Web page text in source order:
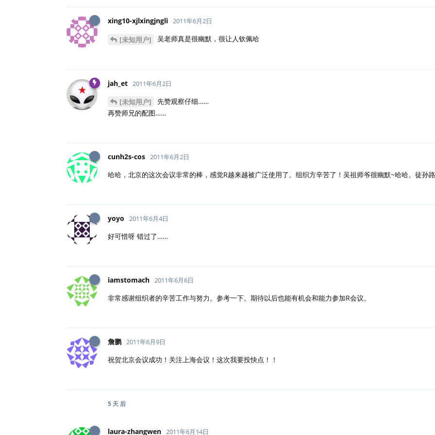
xing10-xjlxingjngli 2011年6月2日
[未知用户] 吴老师真是很幽默，很让人钦佩哈
jah_et 2011年6月2日
[未知用户]
先赞观察仔细……
再赞师兄的配图……
cunh2s-cos 2011年6月2日
哈哈，北京的这次会议非常的棒，感觉R越来越被广泛使用了。组织方辛苦了！吴祖师爷很幽默~哈哈。徒孙路
yoyo 2011年6月4日
好可惜呀 错过了……
iamstomach 2011年6月6日
非常感谢组织者的辛苦工作与努力。参考一下。期待以后也能有机会和能力参加R会议。
詹鹏 2011年6月9日
祝贺北京会议成功！关注上海会议！这次我要投快点！！
5 天 后
laura-zhangwen 2011年6月14日